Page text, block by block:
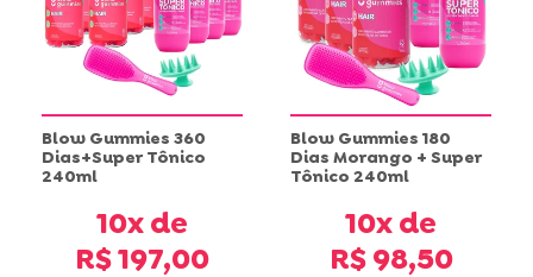
Blow Gummies 360
Dias+Super Tônico
240ml
10x
R$ 197,00
Blow Gummies 180
Dias Morango + Super
Tônico 240ml
10x
R$ 98,50